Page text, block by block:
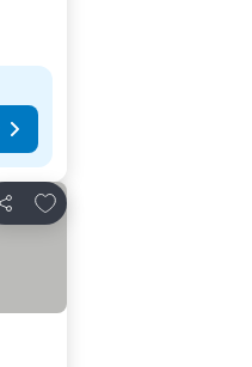
Κοινοποίηση
Προσθήκη στα